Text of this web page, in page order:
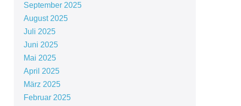
September 2025
August 2025
Juli 2025
Juni 2025
Mai 2025
April 2025
März 2025
Februar 2025